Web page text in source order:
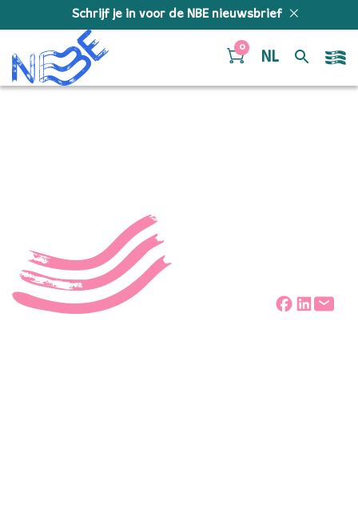
Schrijf je in voor de NBE nieuwsbrief
0
NL